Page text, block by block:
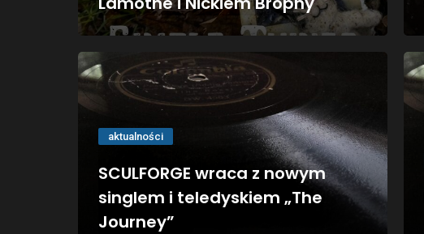
aktualności
SCULFORGE wraca z nowym
singlem i teledyskiem „The
Journey”